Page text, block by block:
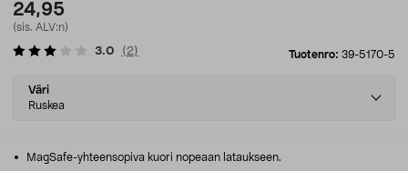
24,95
(sis. ALV:n)
Tuotenro: 39-5170-5
3.0 ( 2)
Select
variant
Väri
Ruskea
MagSafe-yhteensopiva kuori nopeaan lataukseen.